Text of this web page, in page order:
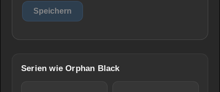
Serien wie Orphan Black